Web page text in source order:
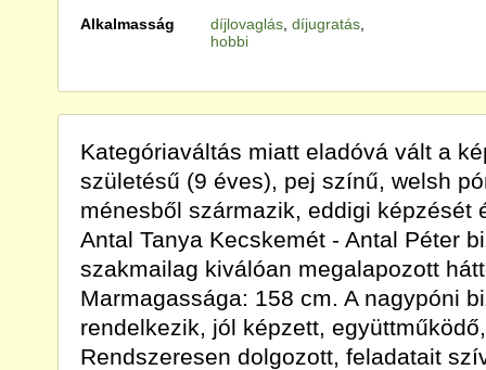
Alkalmasság díjlovaglás, díjugratás,
hobbi
Kategóriaváltás miatt eladóvá vált a
születésű (9 éves), pej színű, welsh
ménesből származik, eddigi képzését
Antal Tanya Kecskemét - Antal Péter
szakmailag kiválóan megalapozott
Marmagassága: 158 cm. A nagypóni
rendelkezik, jól képzett,
Rendszeresen dolgozott, feladatait